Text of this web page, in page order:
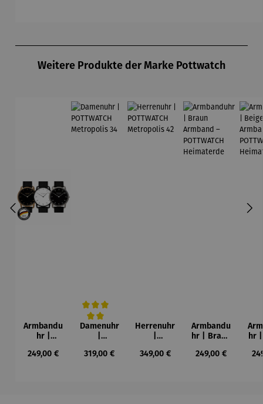
Weitere Produkte der Marke Pottwatch
Armbandu
hr |
Armband
Regulärer Preis:
249,00 €
Durchschnittliche Bewertung von 5 von 5 Sternen
Damenuhr
|
H
Regulärer Preis:
319,00 €
Herrenuhr
|
H
Regulärer Preis:
349,00 €
Armbandu
hr | Braun
–
Regulärer Preis:
249,00 €
hr